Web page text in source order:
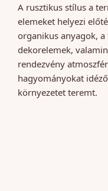
A rusztikus stílus a
elemeket helyezi
organikus anyagok,
dekorelemek,
rendezvény
hagyományokat
környezetet teremt.